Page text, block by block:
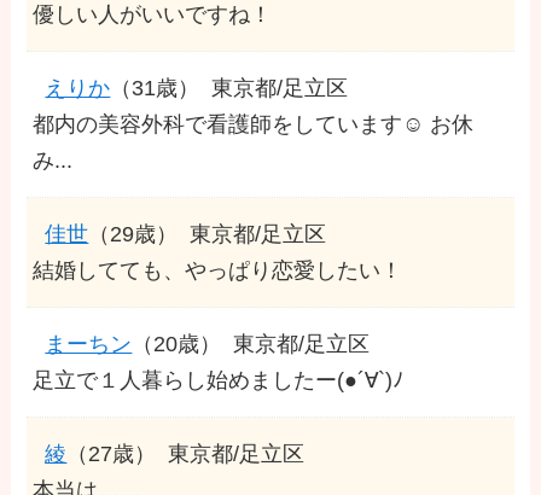
優しい人がいいですね！
えりか （31歳）
東京都/足立区
都内の美容外科で看護師をしています☺️ お休
み...
佳世 （29歳）
東京都/足立区
結婚してても、やっぱり恋愛したい！
まーちン （20歳）
東京都/足立区
足立で１人暮らし始めましたー(●´∀`)ﾉ
綾 （27歳）
東京都/足立区
本当は……